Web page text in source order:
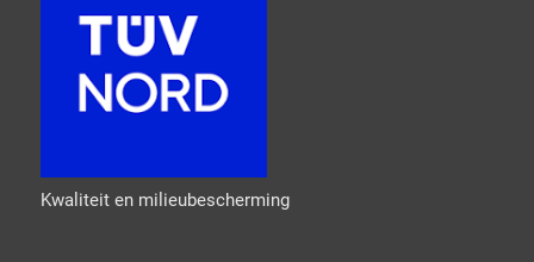
Kwaliteit en milieubescherming